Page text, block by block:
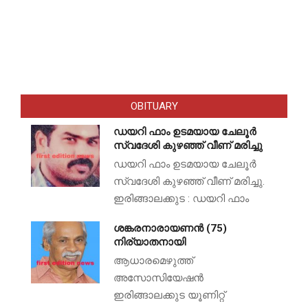
OBITUARY
ഡയറി ഫാം ഉടമയായ ചേലൂർ
സ്വദേശി കുഴഞ്ഞ് വീണ് മരിച്ചു
ഡയറി ഫാം ഉടമയായ ചേലൂർ
സ്വദേശി കുഴഞ്ഞ് വീണ് മരിച്ചു.
ഇരിങ്ങാലക്കുട : ഡയറി ഫാം
ശങ്കരനാരായണൻ (75)
നിര്യാതനായി
ആധാരമെഴുത്ത്
അസോസിയേഷൻ
ഇരിങ്ങാലക്കുട യൂണിറ്റ്